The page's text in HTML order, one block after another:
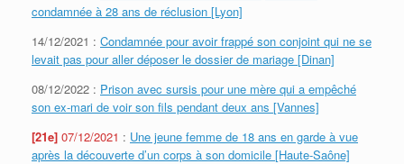
condamnée à 28 ans de réclusion [Lyon]
14/12/2021 : Condamnée pour avoir frappé son conjoint qui ne se
levait pas pour aller déposer le dossier de mariage [Dinan]
08/12/2022 : Prison avec sursis pour une mère qui a empêché
son ex-mari de voir son fils pendant deux ans [Vannes]
[21e] 07/12/2021 : Une jeune femme de 18 ans en garde à vue
après la découverte d’un corps à son domicile [Haute-Saône]